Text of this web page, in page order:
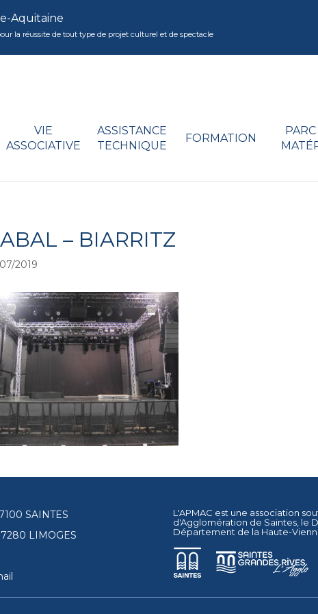
Aquitaine
la réussite de tout type de projet culturel et de spectacle
VIE
ASSOCIATIVE
ASSISTANCE
TECHNIQUE
FORMATION
– BIARRITZ
2019
SAINTES
LIMOGES
L'APMAC est une association
d'Agglomération de Saintes , le
Département de la Haute-